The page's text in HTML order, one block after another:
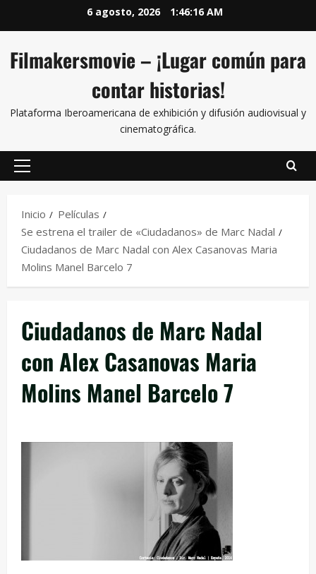
6 agosto, 2026 1:46:16 AM
Filmakersmovie – ¡Lugar común para
contar historias!
Plataforma Iberoamericana de exhibición y difusión audiovisual y
cinematográfica.
Inicio
Películas
Se estrena el trailer de «Ciudadanos» de Marc Nadal
Ciudadanos de Marc Nadal con Alex Casanovas Maria
Molins Manel Barcelo 7
Ciudadanos de Marc Nadal
con Alex Casanovas Maria
Molins Manel Barcelo 7